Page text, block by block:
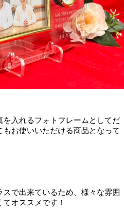
を入れるフォトフレームとしてだ
お使いいただける商品となって
スで出来ているため、様々な雰囲
オススメです！